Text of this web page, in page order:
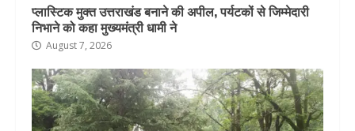
प्लास्टिक मुक्त उत्तराखंड बनाने की अपील, पर्यटकों से जिम्मेदारी
निभाने को कहा मुख्यमंत्री धामी ने
August 7, 2026